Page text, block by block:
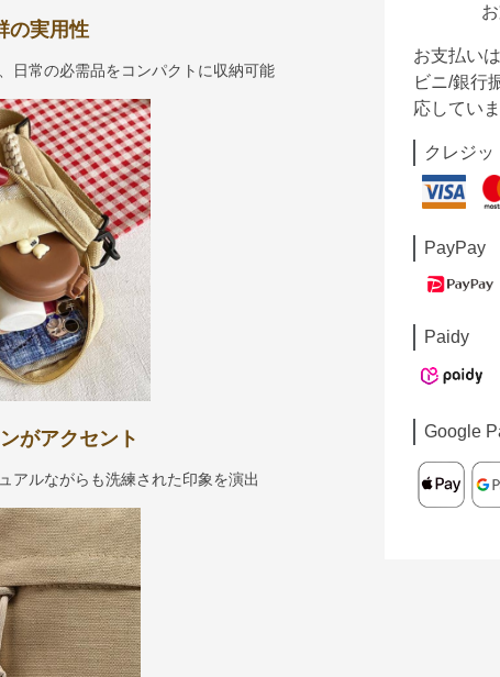
の実用性
日常の必需品をコンパクトに収納可能
がアクセント
アルながらも洗練された印象を演出
お支払い
ビニ/銀行
応していま
クレジッ
PayPay
Paidy
Google